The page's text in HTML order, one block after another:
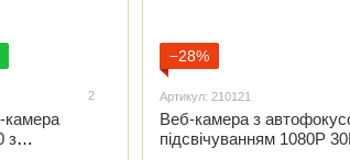
2
камера
з
−28%
Артикул: 210121
Веб-камера з
підсвічуванням 1080P